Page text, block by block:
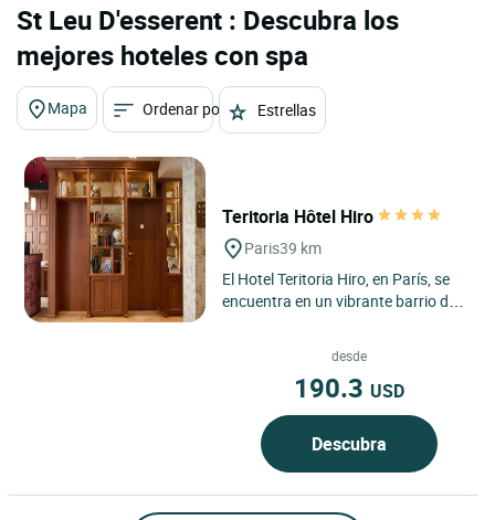
St Leu D'esserent : Descubra los
mejores hoteles con spa
Mapa Ordenar por Estrellas
Teritoria Hôtel Hiro
Paris39 km
El Hotel Teritoria Hiro, en París, se
encuentra en un vibrante barrio de
desde
190.3 USD
Descubra